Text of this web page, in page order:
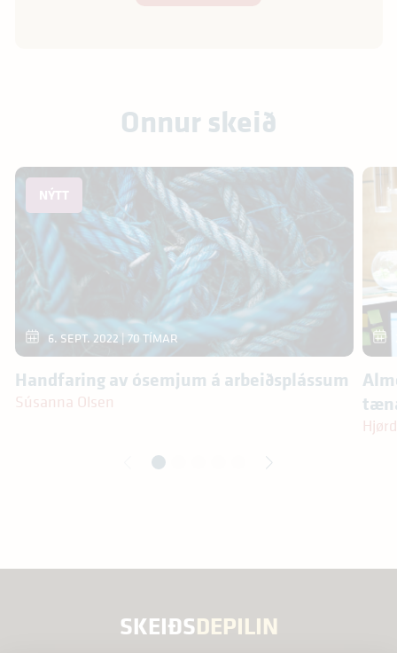
Onnur skeið
NÝTT
6. SEPT. 2022 | 70 TÍMAR
Handfaring av ósemjum á arbeiðsplássum
Súsanna Olsen
SKEIÐSDEPILIN